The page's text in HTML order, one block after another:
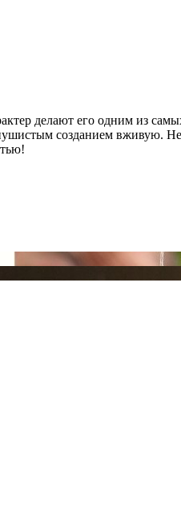
делают его одним из
созданием вживую.